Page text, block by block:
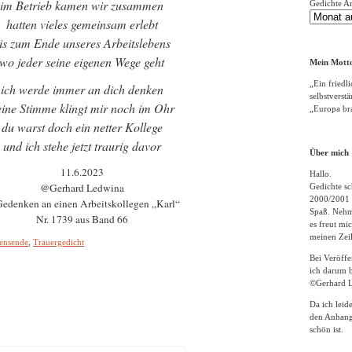
im Betrieb kamen wir zusammen
hatten vieles gemeinsam erlebt
zum Ende unseres Arbeitslebens
wo jeder seine eigenen Wege geht
ich werde immer an dich denken
Stimme klingt mir noch im Ohr
du warst doch ein netter Kollege
und ich stehe jetzt traurig davor
11.6.2023
@Gerhard Ledwina
an einen Arbeitskollegen „Karl“
Nr. 1739 aus Band 66
Trauergedicht
Gedichte
Mein
„Ein
„Europa
Über mich
Hallo.
Gedichte
2000/2001
Spaß.
es freut
meinen
Bei
ich darum
©Gerhard
Da ich
den
schön ist.